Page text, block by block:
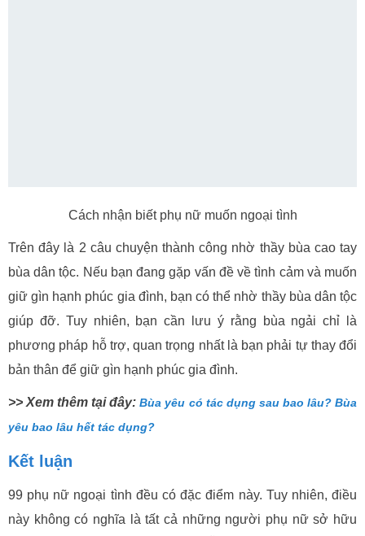
Cách nhận biết phụ nữ muốn ngoại tình
Trên đây là 2 câu chuyện thành công nhờ thầy bùa cao tay
bùa dân tộc. Nếu bạn đang gặp vấn đề về tình cảm và muốn
giữ gìn hạnh phúc gia đình, bạn có thể nhờ thầy bùa dân tộc
giúp đỡ. Tuy nhiên, bạn cần lưu ý rằng bùa ngải chỉ là
phương pháp hỗ trợ, quan trọng nhất là bạn phải tự thay đổi
bản thân để giữ gìn hạnh phúc gia đình.
>> Xem thêm tại đây:Bùa yêu có tác dụng sau bao lâu? Bùa
yêu bao lâu hết tác dụng?
Kết luận
99 phụ nữ ngoại tình đều có đặc điểm này. Tuy nhiên, điều
này không có nghĩa là tất cả những người phụ nữ sở hữu